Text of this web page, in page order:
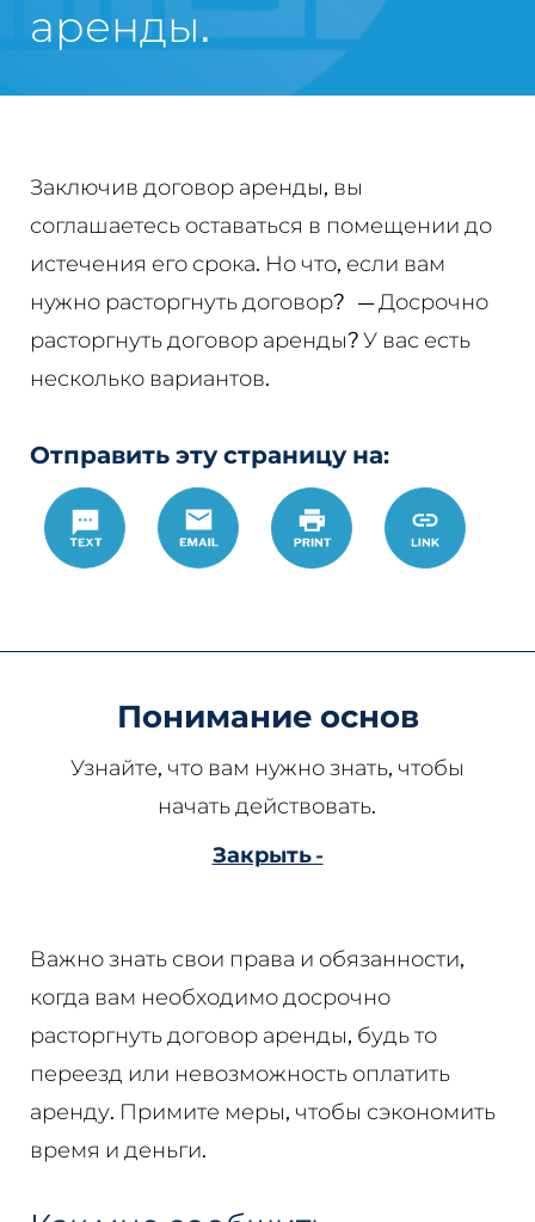
аренды.
Заключив договор аренды, вы
соглашаетесь оставаться в помещении до
истечения его срока. Но что, если вам
нужно расторгнуть договор? — Досрочно
расторгнуть договор аренды? У вас есть
несколько вариантов.
Отправить эту страницу на:
Text
Email Печать https://
Link
Понимание основ
Узнайте, что вам нужно знать, чтобы
начать действовать.
Закрыть -
Важно знать свои права и обязанности,
когда вам необходимо досрочно
расторгнуть договор аренды, будь то
переезд или невозможность оплатить
аренду. Примите меры, чтобы сэкономить
время и деньги.